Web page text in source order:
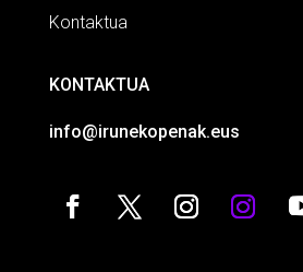
Kontaktua
KONTAKTUA
info@irunekopenak.eus